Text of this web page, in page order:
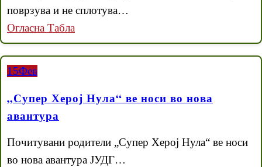
поврзува и не сплотува…
Огласна Табла
15Фев
„Супер Херој Нула“ ве носи во нова
авантура
Почитувани родители „Супер Херој Нула“ ве носи
во нова авантура ЈУДГ…